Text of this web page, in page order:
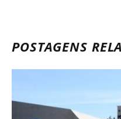
POSTAGENS